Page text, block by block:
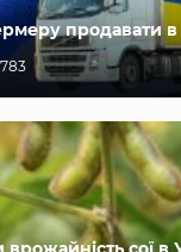
продавати
783